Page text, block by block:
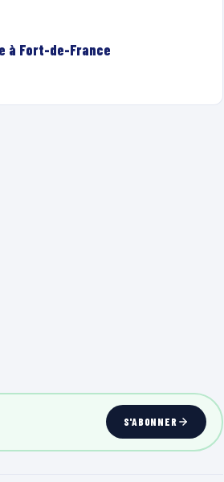
à Fort-de-France
S'ABONNER